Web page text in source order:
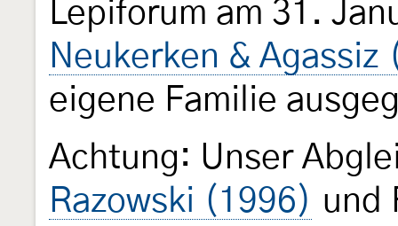
Lepiforum am 31.
Neukerken & Agassiz
eigene Familie
Achtung: Unser
Razowski (1996) und